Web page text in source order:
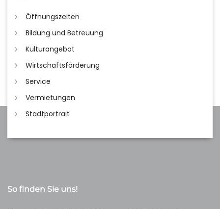
Öffnungszeiten
Bildung und Betreuung
Kulturangebot
Wirtschaftsförderung
Service
Vermietungen
Stadtportrait
So finden Sie uns!